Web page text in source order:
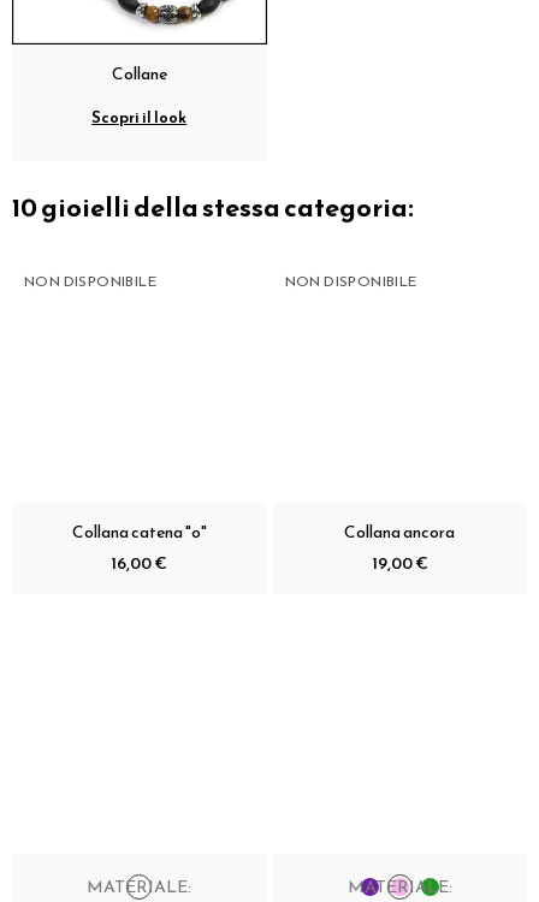
Collane
Scopri il look
10 gioielli della stessa categoria:
NON DISPONIBILE
Collana catena "o"
16,00 €
NON DISPONIBILE
Collana ancora
19,00 €
MATERIALE: MATERIALE: